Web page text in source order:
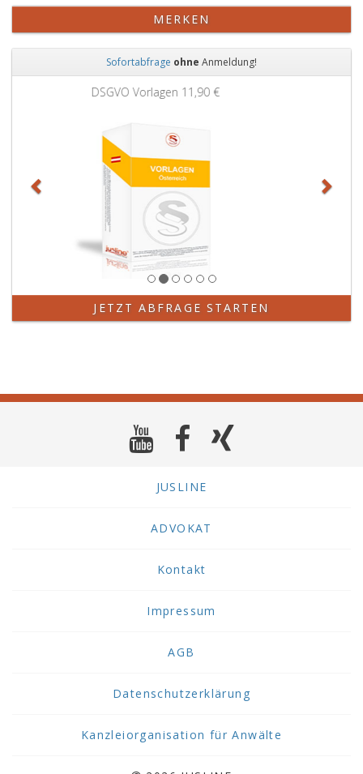
MERKEN
Sofortabfrage ohne Anmeldung!
Grundbuchauszug 11,90 €
JETZT ABFRAGE STARTEN
JUSLINE
ADVOKAT
Kontakt
Impressum
AGB
Datenschutzerklärung
Kanzleiorganisation für Anwälte